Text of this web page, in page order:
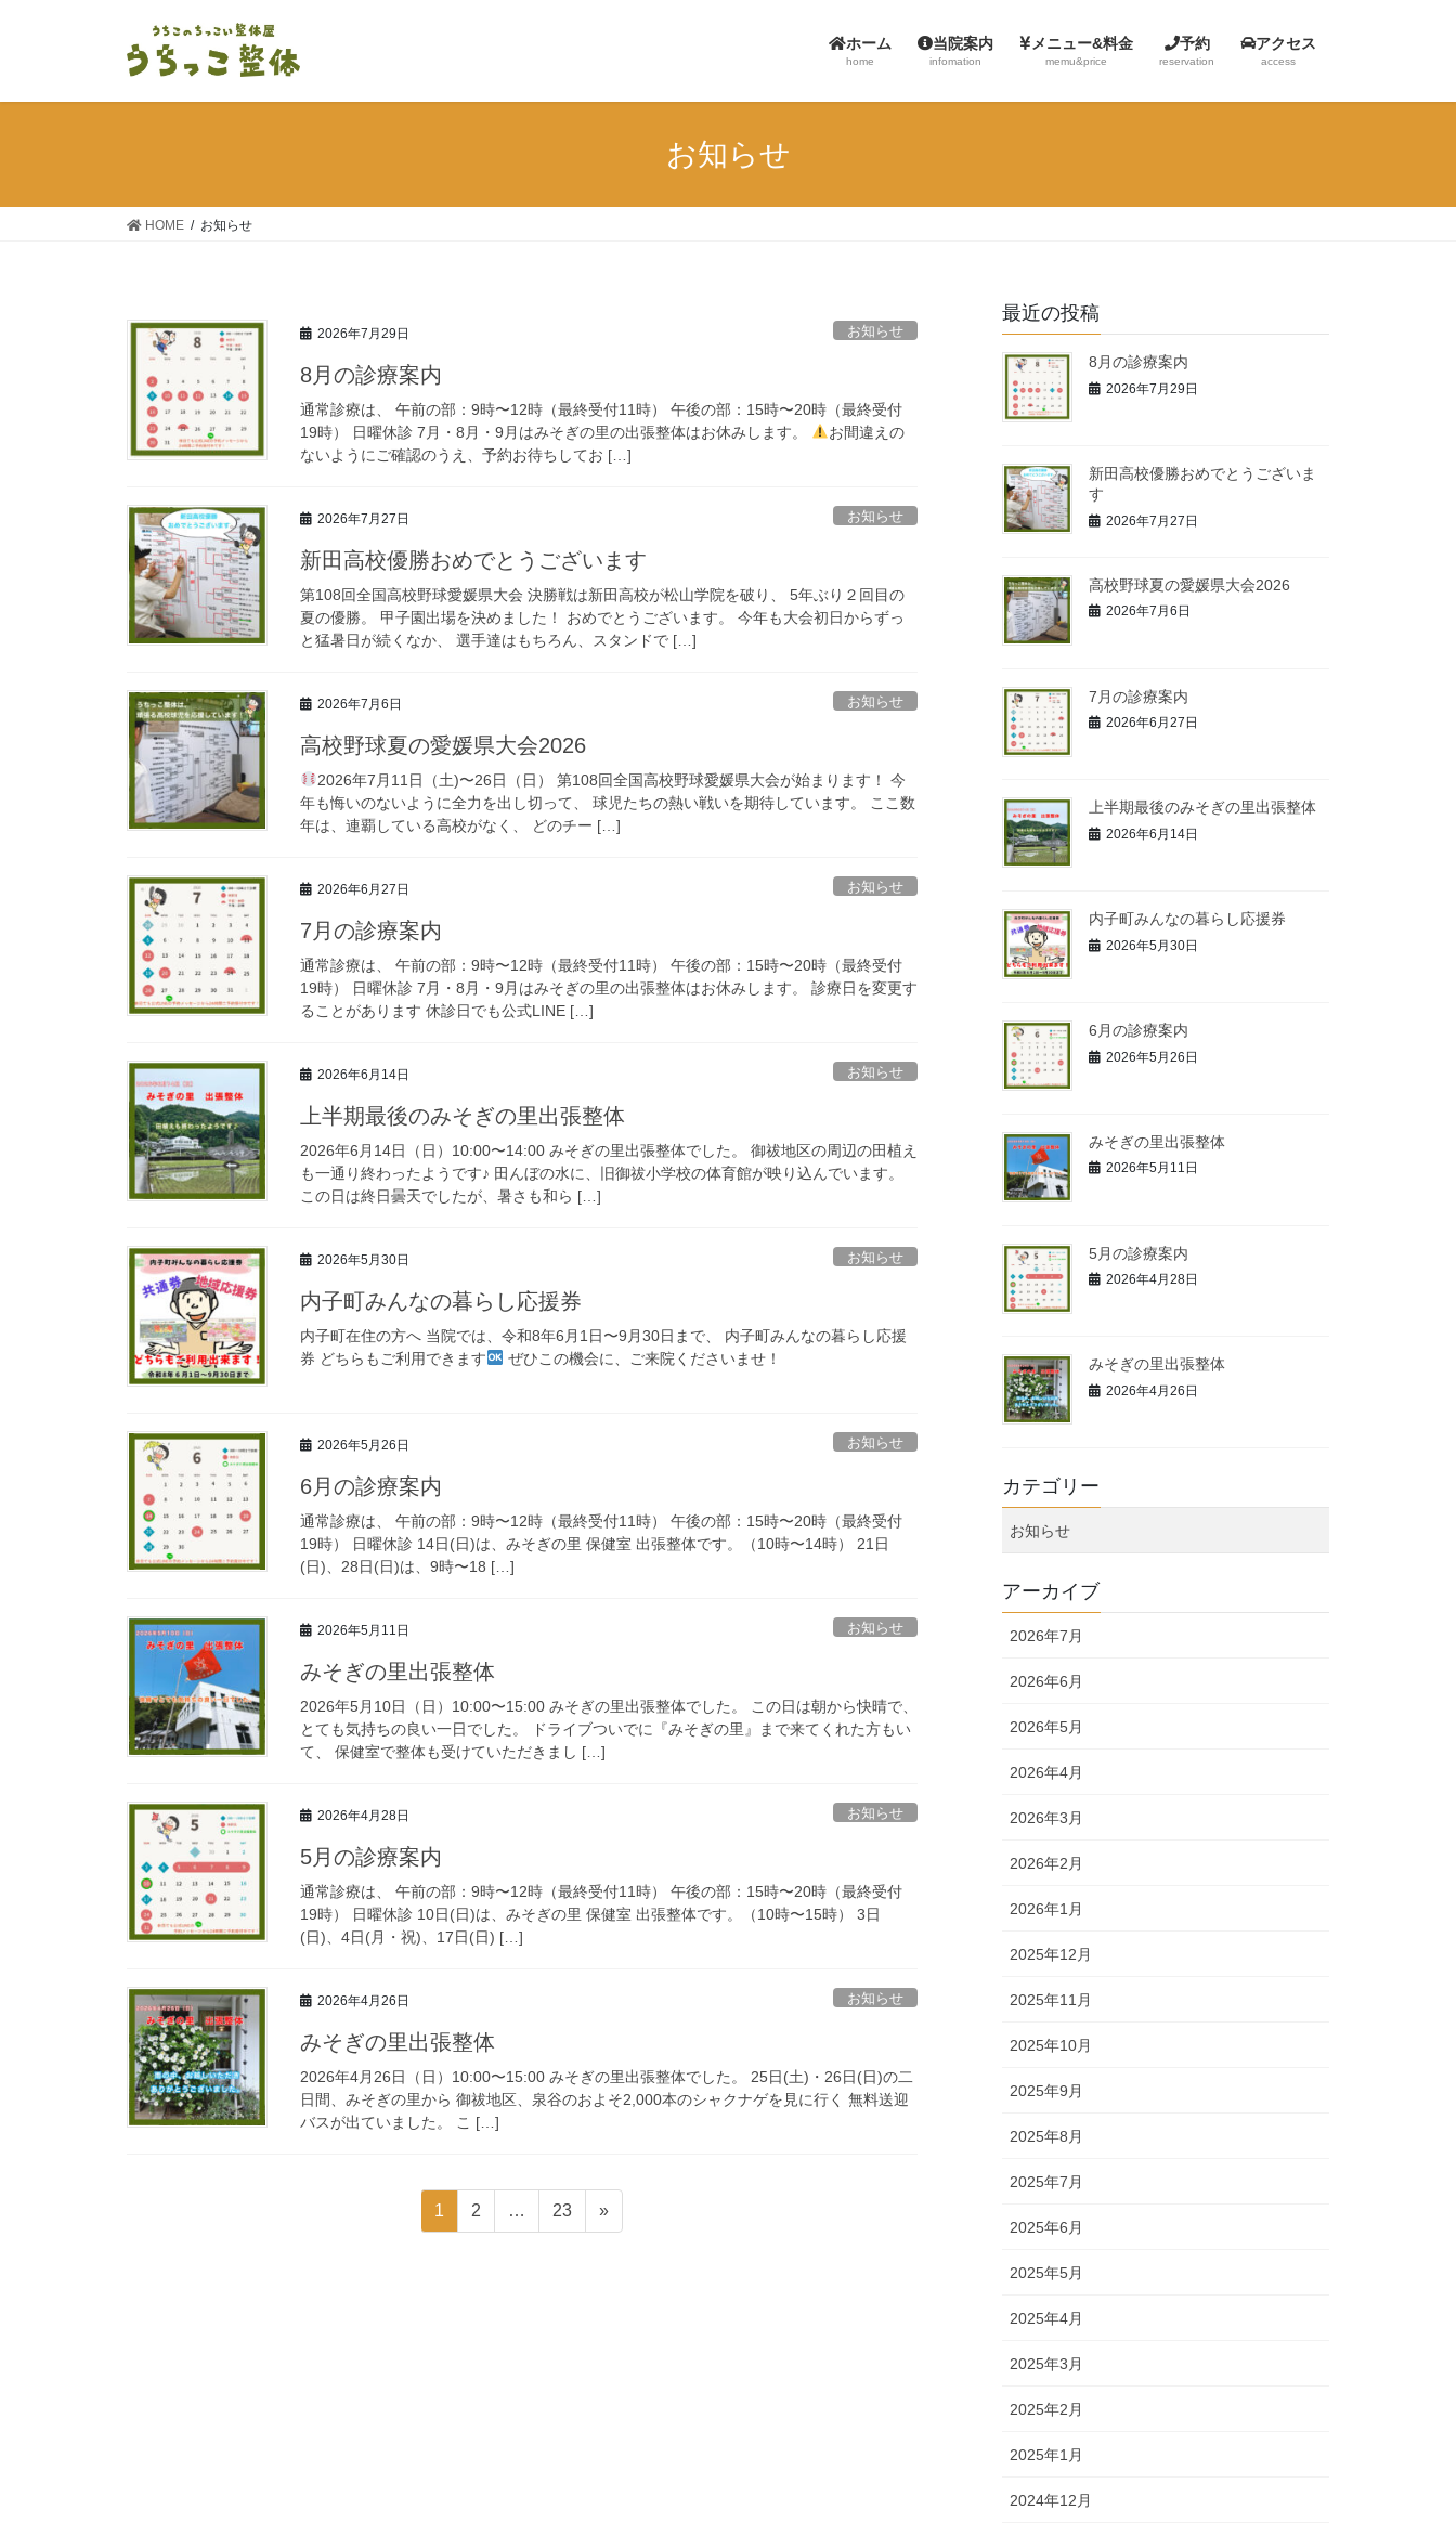
ホーム
home
当院案内
infomation
メニュー&料金
memu&price
予約
reservation
アクセス
access
お知らせ
HOME お知らせ
2026年7月29日 お知らせ
8月の診療案内
通常診療は、 午前の部：9時〜12時（最終受付11時） 午後の部：15時〜20時（最終受付
19時） 日曜休診 7月・8月・9月はみそぎの里の出張整体はお休みします。
お間違えの
ないようにご確認のうえ、予約お待ちしてお […]
2026年7月27日 お知らせ
新田高校優勝おめでとうございます
第108回全国高校野球愛媛県大会 決勝戦は新田高校が松山学院を破り、 5年ぶり２回目の
夏の優勝。 甲子園出場を決めました！ おめでとうございます。 今年も大会初日からずっ
と猛暑日が続くなか、 選手達はもちろん、スタンドで […]
2026年7月6日 お知らせ
高校野球夏の愛媛県大会2026
2026年7月11日（土)〜26日（日） 第108回全国高校野球愛媛県大会が始まります！ 今
年も悔いのないように全力を出し切って、 球児たちの熱い戦いを期待しています。 ここ数
年は、連覇している高校がなく、 どのチー […]
2026年6月27日 お知らせ
7月の診療案内
通常診療は、 午前の部：9時〜12時（最終受付11時） 午後の部：15時〜20時（最終受付
19時） 日曜休診 7月・8月・9月はみそぎの里の出張整体はお休みします。 診療日を変更す
ることがあります 休診日でも公式LINE […]
2026年6月14日 お知らせ
上半期最後のみそぎの里出張整体
2026年6月14日（日）10:00〜14:00 みそぎの里出張整体でした。 御祓地区の周辺の田植え
も一通り終わったようです♪ 田んぼの水に、旧御祓小学校の体育館が映り込んでいます。
この日は終日曇天でしたが、暑さも和ら […]
2026年5月30日 お知らせ
内子町みんなの暮らし応援券
内子町在住の方へ 当院では、令和8年6月1日〜9月30日まで、 内子町みんなの暮らし応援
券 どちらもご利用できます
ぜひこの機会に、ご来院くださいませ！
2026年5月26日 お知らせ
6月の診療案内
通常診療は、 午前の部：9時〜12時（最終受付11時） 午後の部：15時〜20時（最終受付
19時） 日曜休診 14日(日)は、みそぎの里 保健室 出張整体です。（10時〜14時） 21日
(日)、28日(日)は、9時〜18 […]
2026年5月11日 お知らせ
みそぎの里出張整体
2026年5月10日（日）10:00〜15:00 みそぎの里出張整体でした。 この日は朝から快晴で、
とても気持ちの良い一日でした。 ドライブついでに『みそぎの里』まで来てくれた方もい
て、 保健室で整体も受けていただきまし […]
2026年4月28日 お知らせ
5月の診療案内
通常診療は、 午前の部：9時〜12時（最終受付11時） 午後の部：15時〜20時（最終受付
19時） 日曜休診 10日(日)は、みそぎの里 保健室 出張整体です。（10時〜15時） 3日
(日)、4日(月・祝)、17日(日) […]
2026年4月26日 お知らせ
みそぎの里出張整体
2026年4月26日（日）10:00〜15:00 みそぎの里出張整体でした。 25日(土)・26日(日)の二
日間、みそぎの里から 御祓地区、泉谷のおよそ2,000本のシャクナゲを見に行く 無料送迎
バスが出ていました。 こ […]
固
定
1
固
定
2 …
固
定
23 »
最近の投稿
8月の診療案内
2026年7月29日
新田高校優勝おめでとうございま
す
2026年7月27日
高校野球夏の愛媛県大会2026
2026年7月6日
7月の診療案内
2026年6月27日
上半期最後のみそぎの里出張整体
2026年6月14日
内子町みんなの暮らし応援券
2026年5月30日
6月の診療案内
2026年5月26日
みそぎの里出張整体
2026年5月11日
5月の診療案内
2026年4月28日
みそぎの里出張整体
2026年4月26日
カテゴリー
お知らせ
アーカイブ
2026年7月
2026年6月
2026年5月
2026年4月
2026年3月
2026年2月
2026年1月
2025年12月
2025年11月
2025年10月
2025年9月
2025年8月
2025年7月
2025年6月
2025年5月
2025年4月
2025年3月
2025年2月
2025年1月
2024年12月